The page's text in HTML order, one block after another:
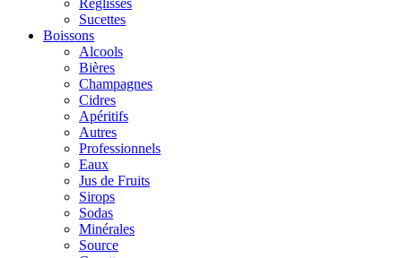
Réglisses
Sucettes
Boissons
Alcools
Bières
Champagnes
Cidres
Apéritifs
Autres
Professionnels
Eaux
Jus de Fruits
Sirops
Sodas
Minérales
Source